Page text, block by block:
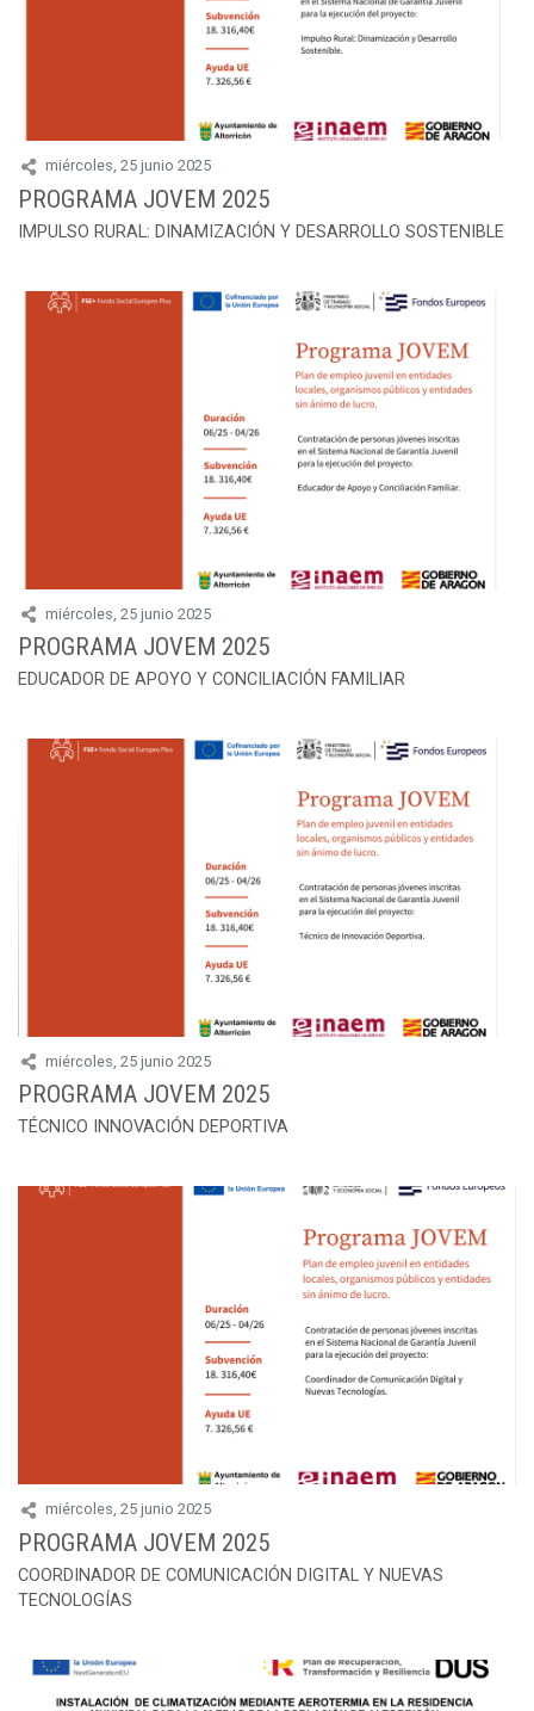
miércoles, 25 junio 2025
PROGRAMA JOVEM 2025
IMPULSO RURAL: DINAMIZACIÓN Y DESARROLLO SOSTENIBLE
miércoles, 25 junio 2025
PROGRAMA JOVEM 2025
EDUCADOR DE APOYO Y CONCILIACIÓN FAMILIAR
miércoles, 25 junio 2025
PROGRAMA JOVEM 2025
TÉCNICO INNOVACIÓN DEPORTIVA
miércoles, 25 junio 2025
PROGRAMA JOVEM 2025
COORDINADOR DE COMUNICACIÓN DIGITAL Y NUEVAS
TECNOLOGÍAS